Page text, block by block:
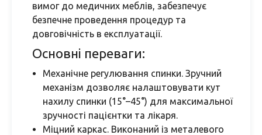
вимог до медичних меблів, забезпечує
безпечне проведення процедур та
довговічність в експлуатації.
Основні переваги:
Механічне регулювання спинки. Зручний
механізм дозволяє налаштовувати кут
нахилу спинки (15°–45°) для максимальної
зручності пацієнтки та лікаря.
Міцний каркас. Виконаний із металевого